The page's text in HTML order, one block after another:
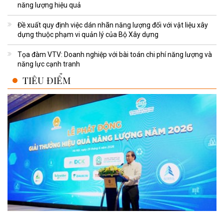
năng lượng hiệu quả
Đề xuất quy định việc dán nhãn năng lượng đối với vật liệu xây
dựng thuộc phạm vi quản lý của Bộ Xây dựng
Tọa đàm VTV: Doanh nghiệp với bài toán chi phí năng lượng và
năng lực cạnh tranh
TIÊU ĐIỂM